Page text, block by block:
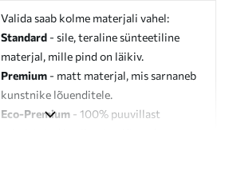
Valida saab kolme materjali vahel:
Standard - sile, teraline sünteetiline
materjal, mille pind on läikiv.
Premium - matt materjal, mis sarnaneb
kunstnike lõuenditele.
Eco-Premium - 100% puuvillast